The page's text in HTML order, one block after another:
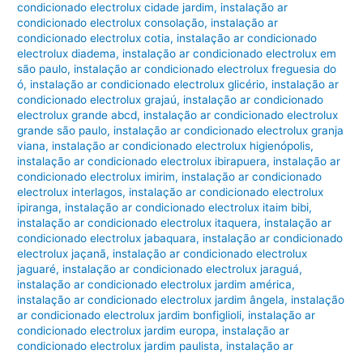
condicionado electrolux cidade jardim, instalação ar
condicionado electrolux consolação, instalação ar
condicionado electrolux cotia, instalação ar condicionado
electrolux diadema, instalação ar condicionado electrolux em
são paulo, instalação ar condicionado electrolux freguesia do
ó, instalação ar condicionado electrolux glicério, instalação ar
condicionado electrolux grajaú, instalação ar condicionado
electrolux grande abcd, instalação ar condicionado electrolux
grande são paulo, instalação ar condicionado electrolux granja
viana, instalação ar condicionado electrolux higienópolis,
instalação ar condicionado electrolux ibirapuera, instalação ar
condicionado electrolux imirim, instalação ar condicionado
electrolux interlagos, instalação ar condicionado electrolux
ipiranga, instalação ar condicionado electrolux itaim bibi,
instalação ar condicionado electrolux itaquera, instalação ar
condicionado electrolux jabaquara, instalação ar condicionado
electrolux jaçanã, instalação ar condicionado electrolux
jaguaré, instalação ar condicionado electrolux jaraguá,
instalação ar condicionado electrolux jardim américa,
instalação ar condicionado electrolux jardim ângela, instalação
ar condicionado electrolux jardim bonfiglioli, instalação ar
condicionado electrolux jardim europa, instalação ar
condicionado electrolux jardim paulista, instalação ar